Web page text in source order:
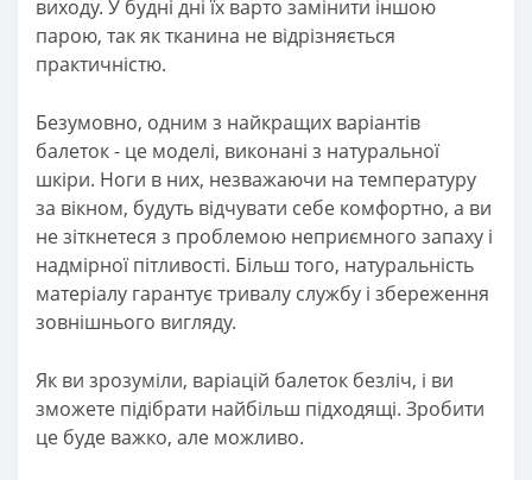
виходу. У будні дні їх варто замінити іншою
парою, так як тканина не відрізняється
практичністю.
Безумовно, одним з найкращих варіантів
балеток - це моделі, виконані з натуральної
шкіри. Ноги в них, незважаючи на температуру
за вікном, будуть відчувати себе комфортно, а ви
не зіткнетеся з проблемою неприємного запаху і
надмірної пітливості. Більш того, натуральність
матеріалу гарантує тривалу службу і збереження
зовнішнього вигляду.
Як ви зрозуміли, варіацій балеток безліч, і ви
зможете підібрати найбільш підходящі. Зробити
це буде важко, але можливо.